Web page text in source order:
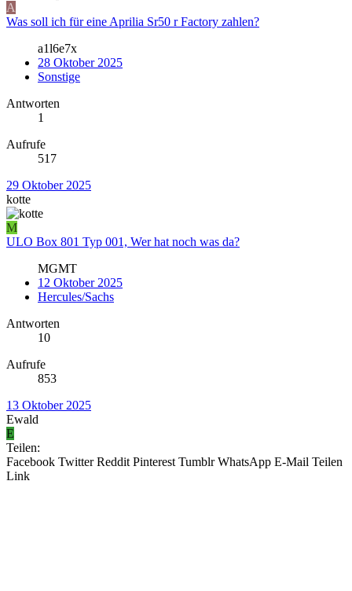
A
Was soll ich für eine Aprilia Sr50 r Factory zahlen?
a1l6e7x
28 Oktober 2025
Sonstige
Antworten
1
Aufrufe
517
29 Oktober 2025
kotte
M
ULO Box 801 Typ 001, Wer hat noch was da?
MGMT
12 Oktober 2025
Hercules/Sachs
Antworten
10
Aufrufe
853
13 Oktober 2025
Ewald
E
Teilen:
Facebook Twitter Reddit Pinterest Tumblr WhatsApp E-Mail Teilen
Link